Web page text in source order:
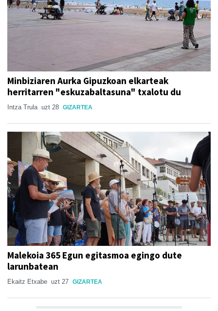
Minbiziaren Aurka Gipuzkoan elkarteak
herritarren "eskuzabaltasuna" txalotu du
Intza Trula uzt 28 GIZARTEA
Malekoia 365 Egun egitasmoa egingo dute
larunbatean
Ekaitz Etxabe uzt 27 GIZARTEA